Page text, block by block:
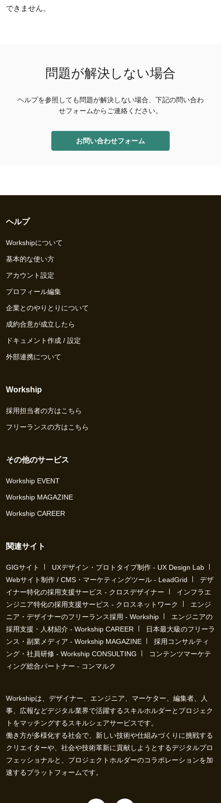
できません。
問題が解決しない場合
ヘルプを参照しても問題が解決しない場合、下記の問い合わ
せフォームからご連絡ください。
お問い合わせフォーム
ヘルプ
Workshipについて
基本的な使い方
アカウント設定
プロフィール編集
企業とのやりとりについて
成約合意が成立したら
ドキュメント作成 / 設定
外部連携について
Workship
採用担当者の方はこちら
フリーランスの方はこちら
その他のサービス
Workship EVENT
Workship MAGAZINE
Workship CAREER
関連サイト
GIGサイト
UXデザイン・プロトタイプ制作 - UX Design Lab
Webサイト制作 / CMS・マーケティングツール - LeadGrid
デザ
イナー特化の採用支援サービス - クロスデザイナー
インフラエ
ンジニア特化の採用支援サービス - クロスネットワーク
エンジ
ニア・デザイナーのフリーランス採用 - Workship
エンジニアの
採用支援・人材紹介 - Workship CAREER
日本最大級のフリーラ
ンス・副業メディア - Workship MAGAZINE
採用コンサルティ
ング・社員研修 - Workship CONSULTING
コンテンツマーケテ
ィング総合パートナー - コンマルク
Workshipは、デザイナー、エンジニア、マーケター、編集者、人
事、広報などデジタル業界で活躍するスキルホルダーとプロジェク
トをマッチングするスキルシェアサービスです。
働き方が多様化する社会で、新しい技術や仕組みづくりに挑戦する
クリエイターや、社会や技術革新に貢献しようとするデジタルプロ
フェッショナルと、プロジェクトホルダーのコラボレーションを加
速するプラットフォームです。